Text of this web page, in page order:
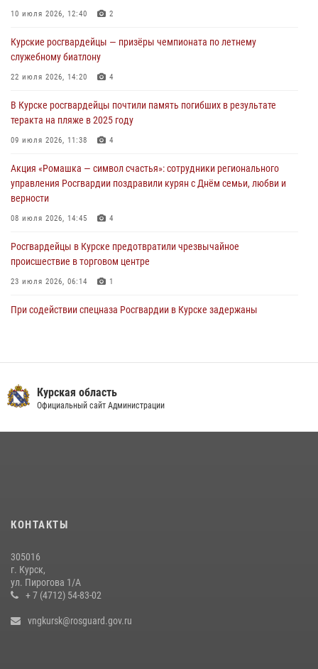
В Курской области росгвардейцы за прошедшую неделю совершили
03 августа 2026, 09:46
За прошедшую неделю росгвардейцы Курской области проверили
30 июля 2026, 07:00
Курские росгвардейцы приняли участие в благодарственном
28 июля 2026, 13:17
10 июля 2026, 12:40 2
Курские росгвардейцы — призёры чемпионата по летнему
служебному биатлону
22 июля 2026, 14:20 4
В Курске росгвардейцы почтили память погибших в результате
теракта на пляже в 2025 году
09 июля 2026, 11:38 4
Акция «Ромашка — символ счастья»: сотрудники регионального
управления Росгвардии поздравили курян с Днём семьи, любви и
верности
08 июля 2026, 14:45 4
Росгвардейцы в Курске предотвратили чрезвычайное
происшествие в торговом центре
23 июля 2026, 06:14 1
При содействии спецназа Росгвардии в Курске задержаны
первого этапа фотоконкурса «В объективе Росгвардия»
22 июля 2026, 12:38 2
Центральный округ Росгвардии отмечает 105-летие
15 июля 2026, 10:00
Курская область
Официальный сайт Администрации
КОНТАКТЫ
305016
г. Курск,
ул. Пирогова 1/А
+ 7 (4712) 54-83-02
vngkursk@rosguard.gov.ru